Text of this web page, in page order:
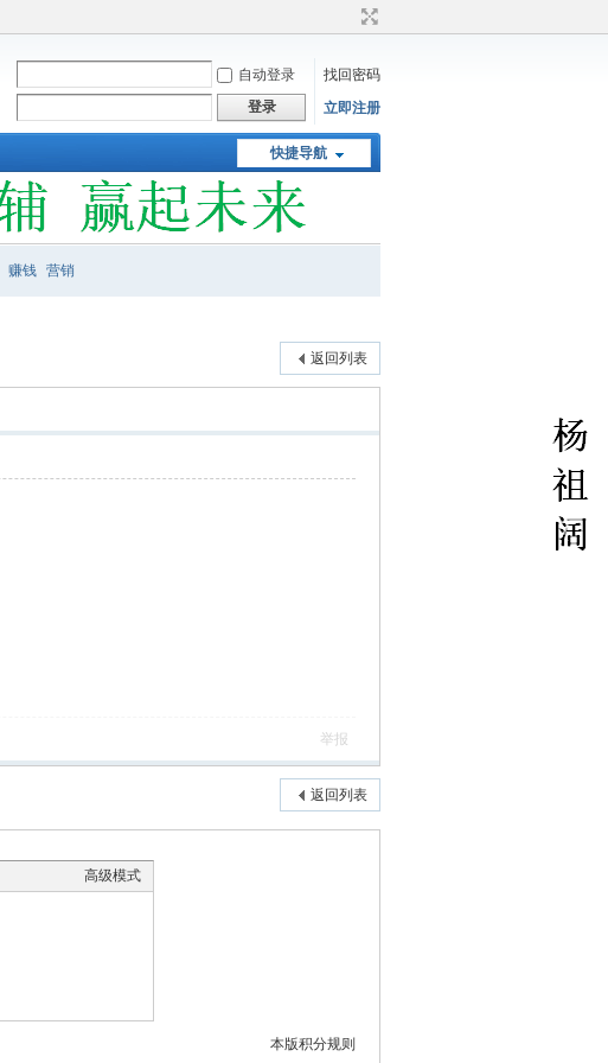
自动登录
找回密码
登录 立即注册
快捷导航
赚钱 营销
返回列表
举报
返回列表
高级模式
本版积分规则